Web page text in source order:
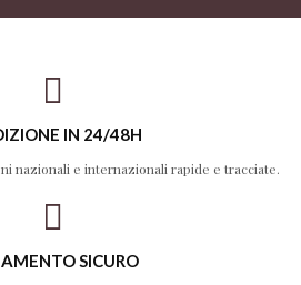
IN 24/48H
nazionali e internazionali rapide e tracciate.
SICURO